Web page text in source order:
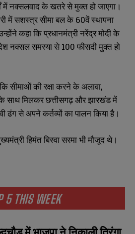
5 THIS WEEK
में नक्सलवाद के खतरे से मुक्त हो जाएगा।
में सशस्त्र सीमा बल के 60वें स्थापना
कहा कि प्रधानमंत्री नरेंद्र मोदी के
नक्सल समस्या से100 फीसदी मुक्त हो
सीमाओं की रक्षा करने के अलावा,
साथ मिलकर छत्तीसगढ़ और झारखंड में
ढंग से अपने कर्तव्यों का पालन किया है।
हिमंत बिस्वा सरमा भी मौजूद थे।